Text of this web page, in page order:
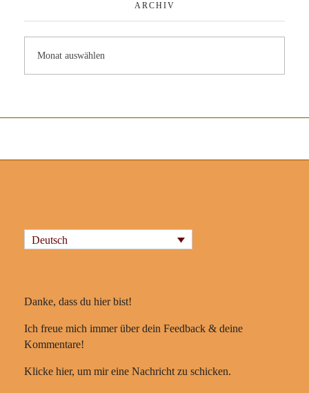
ARCHIV
Deutsch
Danke, dass du hier bist!
Ich freue mich immer über dein Feedback & deine
Kommentare!
Klicke hier, um mir eine Nachricht zu schicken.